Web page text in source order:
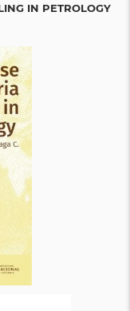
IN PETROLOGY